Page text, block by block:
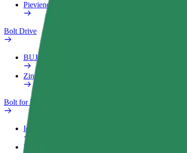
Pievieno restorānu vai veikalu
Bolt Drive
BUJ
Ziņo par transportlīdzekli
Bolt for Business
Ieguvumi
Darba Profils